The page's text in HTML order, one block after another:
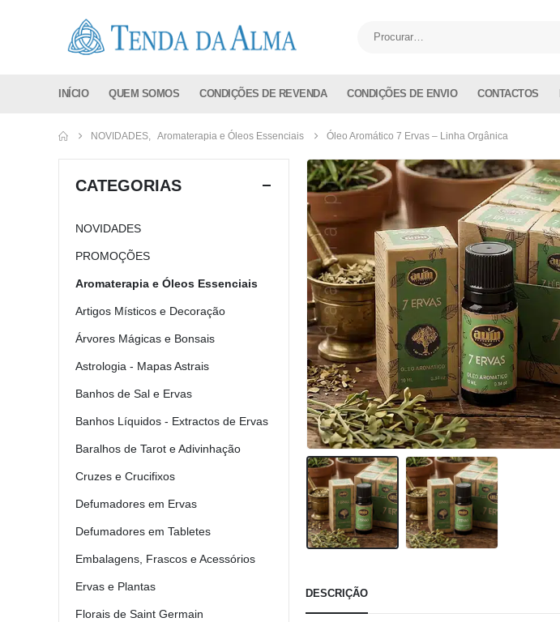
INÍCIO QUEM SOMOS CONDIÇÕES DE REVENDA CONDIÇÕES DE ENVIO CONTACTOS
NOVIDADES, Aromaterapia e Óleos Essenciais Óleo Aromático 7 Ervas – Linha Orgânica
DESCRIÇÃO
CATEGORIAS
NOVIDADES
PROMOÇÕES
Aromaterapia e Óleos Essenciais
Artigos Místicos e Decoração
Árvores Mágicas e Bonsais
Astrologia - Mapas Astrais
Banhos de Sal e Ervas
Banhos Líquidos - Extractos de Ervas
Baralhos de Tarot e Adivinhação
Cruzes e Crucifixos
Defumadores em Ervas
Defumadores em Tabletes
Embalagens, Frascos e Acessórios
Ervas e Plantas
Florais de Saint Germain